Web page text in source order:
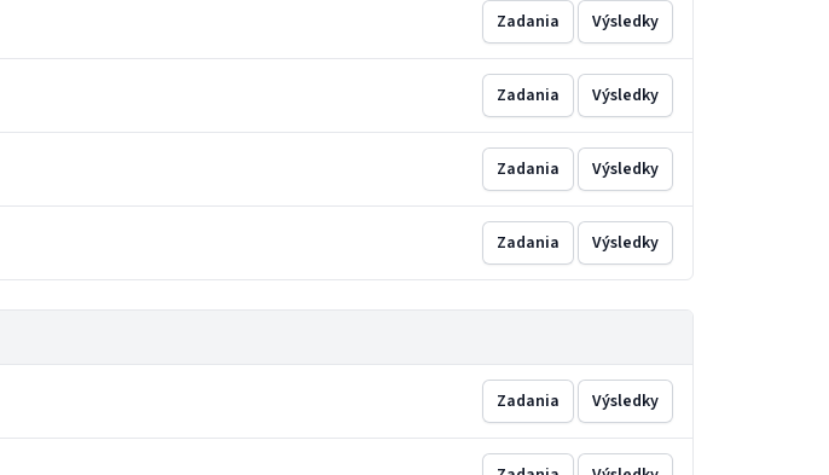
Zadania Výsledky
Zadania Výsledky
Zadania Výsledky
Zadania Výsledky
Zadania Výsledky